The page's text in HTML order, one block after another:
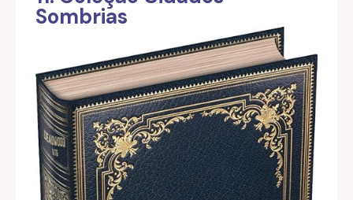
Sombrias